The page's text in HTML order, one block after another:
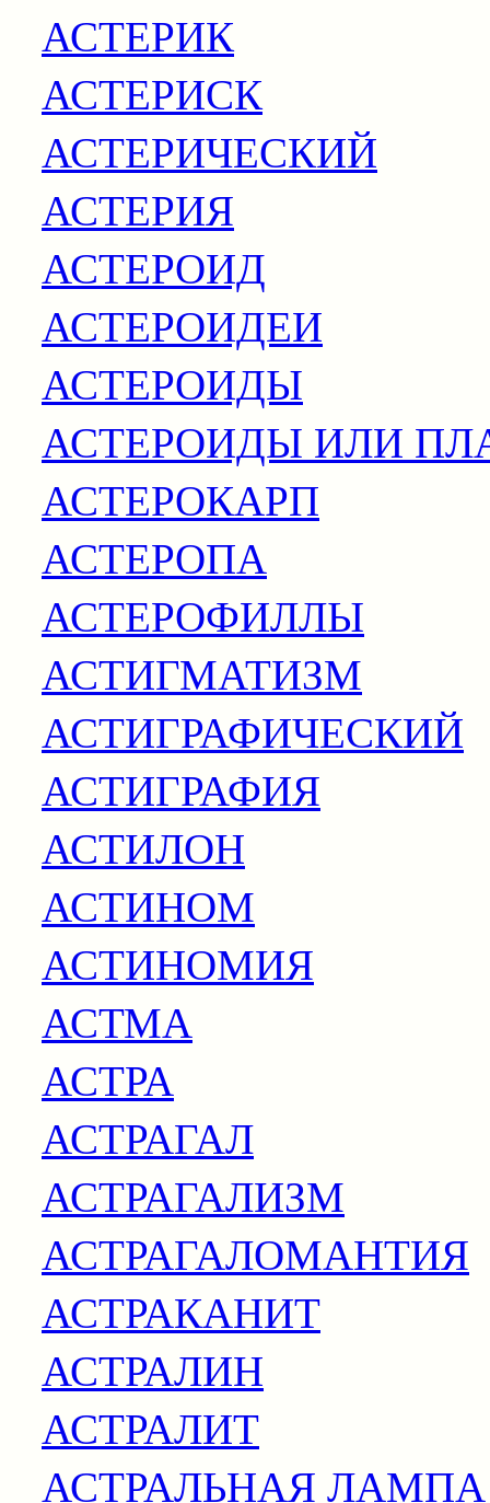
АСТЕРИК
АСТЕРИСК
АСТЕРИЧЕСКИЙ
АСТЕРИЯ
АСТЕРОИД
АСТЕРОИДЕИ
АСТЕРОИДЫ
АСТЕРОИДЫ ИЛИ
АСТЕРОКАРП
АСТЕРОПА
АСТЕРОФИЛЛЫ
АСТИГМАТИЗМ
АСТИГРАФИЧЕСКИЙ
АСТИГРАФИЯ
АСТИЛОН
АСТИНОМ
АСТИНОМИЯ
АСТМА
АСТРА
АСТРАГАЛ
АСТРАГАЛИЗМ
АСТРАГАЛОМАНТИЯ
АСТРАКАНИТ
АСТРАЛИН
АСТРАЛИТ
АСТРАЛЬНАЯ ЛАМПА